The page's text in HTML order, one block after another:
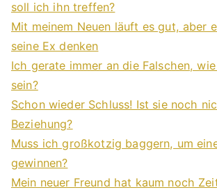
soll ich ihn treffen?
Mit meinem Neuen läuft es gut, aber
seine Ex denken
Ich gerate immer an die Falschen,
sein?
Schon wieder Schluss! Ist sie noch
Beziehung?
Muss ich großkotzig baggern, um
gewinnen?
Mein neuer Freund hat kaum noch